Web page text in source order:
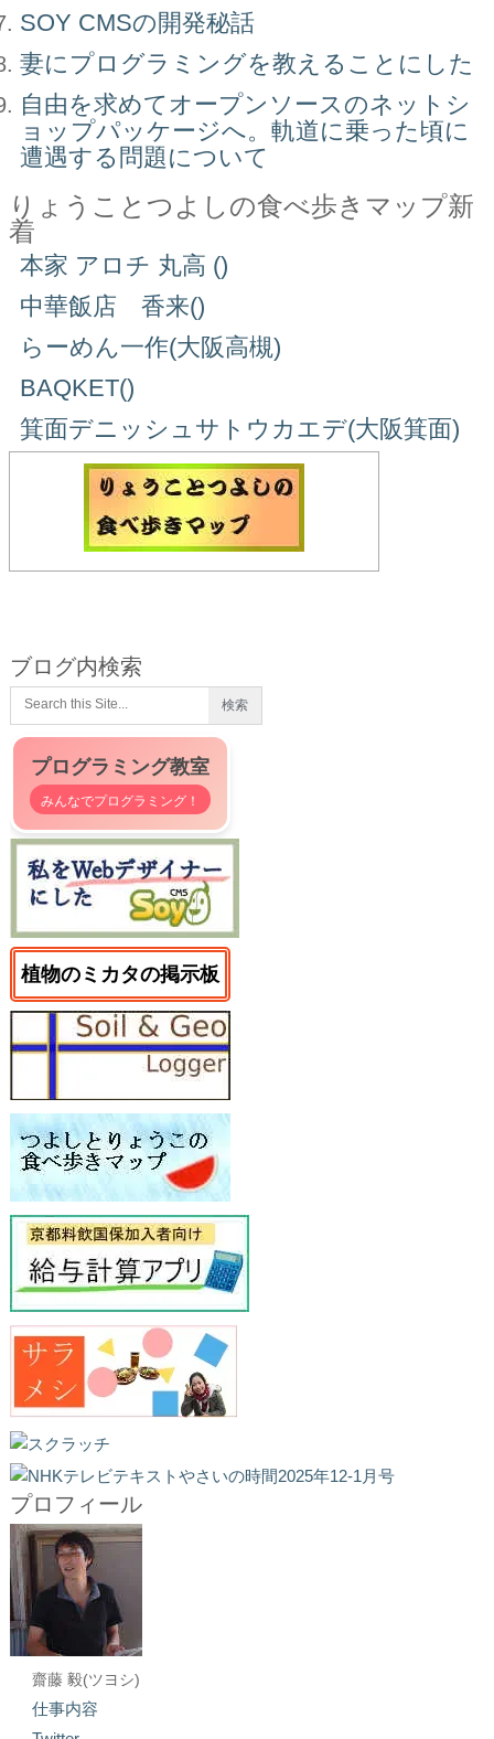
SOY CMSの開発秘話
妻にプログラミングを教えることにした
自由を求めてオープンソースのネットシ
ョップパッケージへ。軌道に乗った頃に
遭遇する問題について
りょうことつよしの食べ歩きマップ新
着
本家 アロチ 丸高 ()
中華飯店 香来()
らーめん一作(大阪高槻)
BAQKET()
箕面デニッシュサトウカエデ(大阪箕面)
ブログ内検索
プログラミング教室
みんなでプログラミング！
植物のミカタの掲示板
プロフィール
齋藤 毅(ツヨシ)
仕事内容